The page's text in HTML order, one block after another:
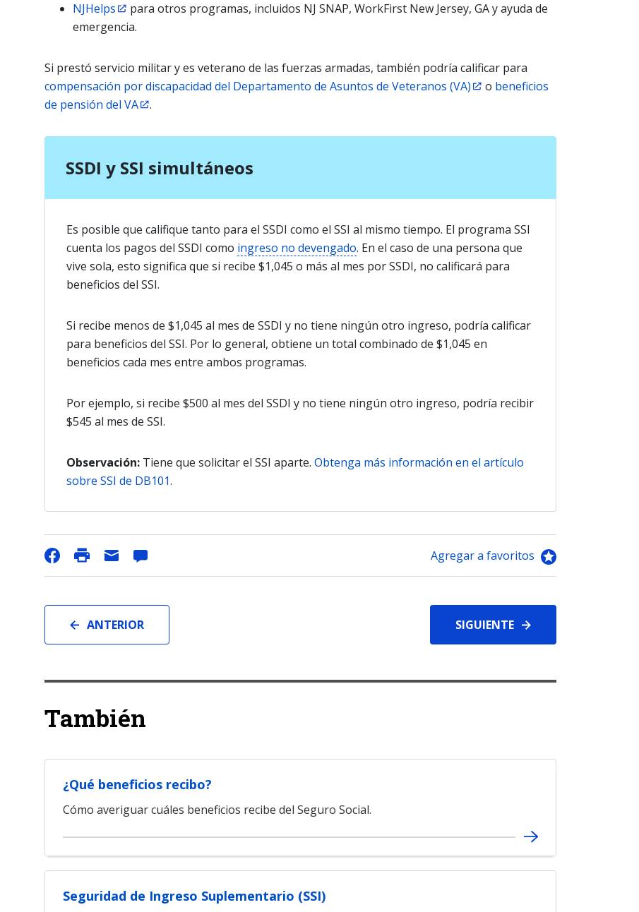
NJHelps
para otros programas, incluidos NJ SNAP, WorkFirst New Jersey, GA y ayuda de
emergencia.
Si prestó servicio militar y es veterano de las fuerzas armadas, también podría calificar para
compensación por discapacidad del Departamento de Asuntos de Veteranos (VA)
o beneficios
de pensión del VA
.
SSDI y SSI simultáneos
Es posible que califique tanto para el SSDI como el SSI al mismo tiempo. El programa SSI
cuenta los pagos del SSDI como ingreso no devengado. En el caso de una persona que
vive sola, esto significa que si recibe $1,045 o más al mes por SSDI, no calificará para
beneficios del SSI.
Si recibe menos de $1,045 al mes de SSDI y no tiene ningún otro ingreso, podría calificar
para beneficios del SSI. Por lo general, obtiene un total combinado de $1,045 en
beneficios cada mes entre ambos programas.
Por ejemplo, si recibe $500 al mes del SSDI y no tiene ningún otro ingreso, podría recibir
$545 al mes de SSI.
Observación: Tiene que solicitar el SSI aparte. Obtenga más información en el artículo
sobre SSI de DB101.
Agregar a favoritos
ANTERIOR SIGUIENTE
También
¿Qué beneficios recibo?
Cómo averiguar cuáles beneficios recibe del Seguro Social.
Seguridad de Ingreso Suplementario (SSI)